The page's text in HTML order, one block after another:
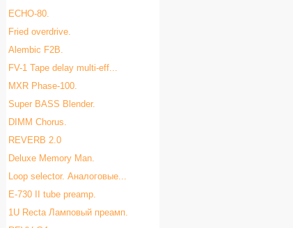
ECHO-80.
Fried overdrive.
Alembic F2B.
FV-1 Tape delay multi-eff...
MXR Phase-100.
Super BASS Blender.
DIMM Chorus.
REVERB 2.0
Deluxe Memory Man.
Loop selector. Аналоговые...
E-730 II tube preamp.
1U Recta Ламповый преамп.